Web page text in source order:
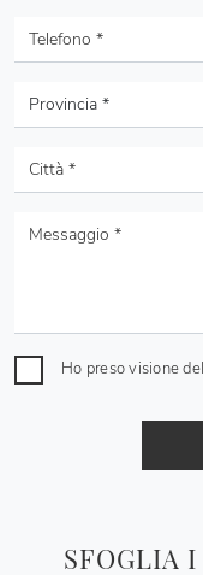
SFOGLIA
Ho preso visione